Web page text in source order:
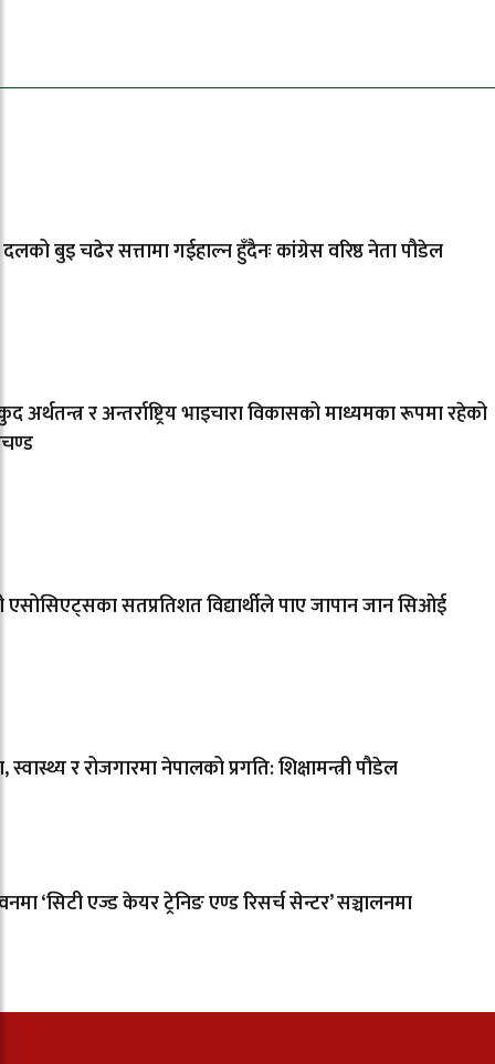
बुइ चढेर सत्तामा गईहाल्न हुँदैनः कांग्रेस वरिष्ठ नेता पौडेल
अर्थतन्त्र र अन्तर्राष्ट्रिय भाइचारा विकासको माध्यमका रूपमा रहेको
एसोसिएट्सका सतप्रतिशत विद्यार्थीले पाए जापान जान सिओई
स्वास्थ्य र रोजगारमा नेपालको प्रगति: शिक्षामन्त्री पौडेल
‘सिटी एज्ड केयर ट्रेनिङ एण्ड रिसर्च सेन्टर’ सञ्चालनमा